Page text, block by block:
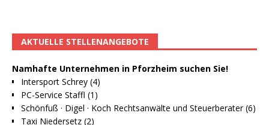
AKTUELLE STELLENANGEBOTE
Namhafte Unternehmen in Pforzheim suchen Sie!
Intersport Schrey (4)
PC-Service Staffl (1)
Schönfuß · Digel · Koch Rechtsanwälte und Steuerberater (6)
Taxi Niedersetz (2)